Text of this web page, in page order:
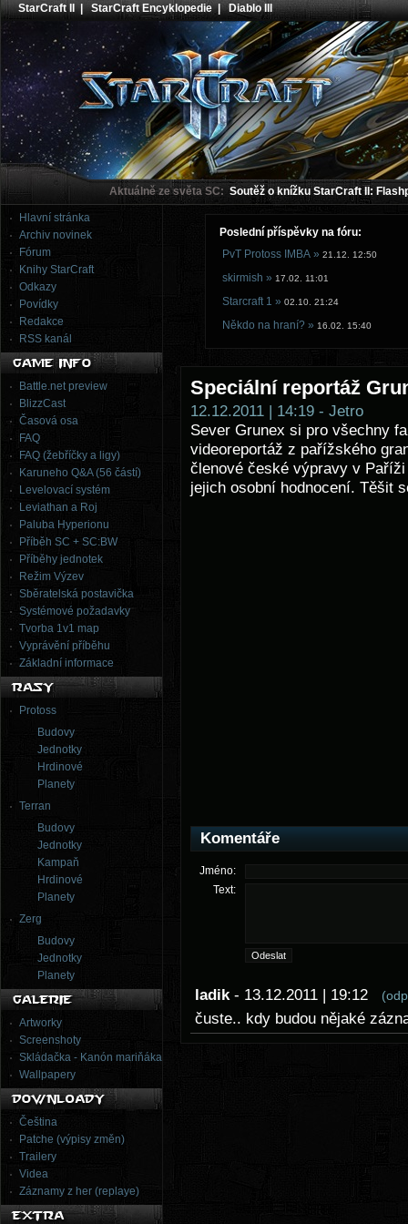
StarCraft II |StarCraft Encyklopedie|Diablo III
Aktuálně ze světa SC: Soutěž o knížku StarCraft II:
Hlavní stránka
Archiv novinek
Fórum
Knihy StarCraft
Odkazy
Povídky
Redakce
RSS kanál
Battle.net preview
BlizzCast
Časová osa
FAQ
FAQ (žebříčky a ligy)
Karuneho Q&A (56 částí)
Levelovací systém
Leviathan a Roj
Paluba Hyperionu
Příběh SC + SC:BW
Příběhy jednotek
Režim Výzev
Sběratelská postavička
Systémové požadavky
Tvorba 1v1 map
Vyprávění příběhu
Základní informace
Protoss
Budovy
Jednotky
Hrdinové
Planety
Terran
Budovy
Jednotky
Kampaň
Hrdinové
Planety
Zerg
Budovy
Jednotky
Planety
Artworky
Screenshoty
Skládačka - Kanón mariňáka
Wallpapery
Čeština
Patche (výpisy změn)
Trailery
Videa
Záznamy z her (replaye)
Poslední příspěvky na fóru:
PvT Protoss IMBA » 21.12. 12:50
skirmish » 17.02. 11:01
Starcraft 1 » 02.10. 21:24
Někdo na hraní? » 16.02. 15:40
Speciální reportáž
12.12.2011 | 14:19 - Jetro
Sever Grunex si pro všechny
videoreportáž z pařížského
členové české výpravy v
jejich osobní hodnocení. Těšit
Komentáře
Jméno:
Text:
ladik - 13.12.2011 | 19:12
čuste.. kdy budou nějaké